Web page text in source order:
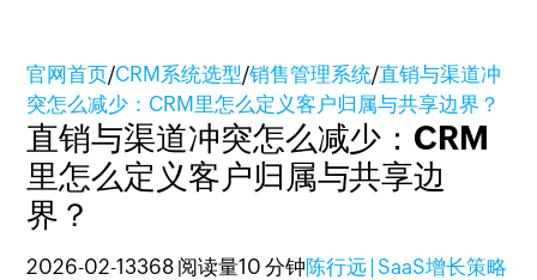
官网首页/CRM系统选型/销售管理系统/直销与渠道冲
突怎么减少：CRM里怎么定义客户归属与共享边界？
直销与渠道冲突怎么减少：CRM
里怎么定义客户归属与共享边
界？
2026-02-13368 阅读量10 分钟陈行远 | SaaS增长策略